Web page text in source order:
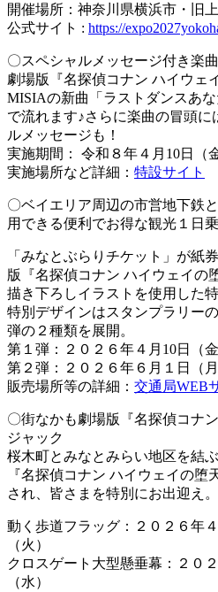
開催場所：神奈川県横浜市・旧
公式サイト : https://
〇スペシャルメッセージ付き楽
劇場版『名探偵コナン ハイウェ
MISIAの新曲「ラストダンスあ
で流れます♪さらに楽曲の冒頭に
ルメッセージも！
実施期間： 令和８年４月10日（
実施場所など詳細： 特設サイト
〇ベイエリア周辺の市営地下鉄
用できる便利でお得な観光１日
「みなとぶらりチケット」が紙
版『名探偵コナン ハイウェイの
描き下ろしイラストを使用した特
特別デザインはスタンプラリー
弾の２種類を展開。
第１弾：２０２６年４月10日（
第２弾：２０２６年６月１日（
販売場所等の詳細： 交通局WEB
〇街なかも劇場版『名探偵コナ
ジャック
桜木町とみなとみらい地区を結
『名探偵コナン ハイウェイの
され、皆さまを特別にお出迎え。
動く歩道フラッグ：２０２６年
（火）
クロスゲート大型懸垂幕：２０
（水）